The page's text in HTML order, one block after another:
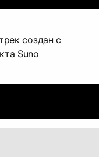
создан с
Suno